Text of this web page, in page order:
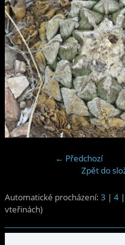
← Předchozí
Zpět do
Automatické procházení: 3 | 4 |
vteřinách)